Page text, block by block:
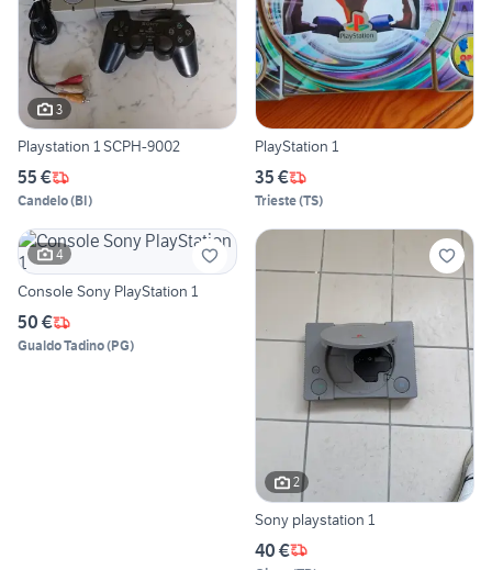
3
Playstation 1 SCPH-9002
55 €
Candelo(BI)
PlayStation 1
35 €
Trieste(TS)
4
Console Sony PlayStation 1
50 €
Gualdo Tadino(PG)
2
Sony playstation 1
40 €